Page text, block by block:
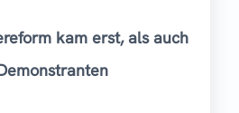
kam erst, als auch